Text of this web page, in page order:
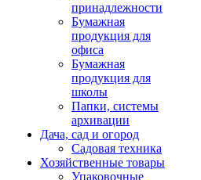
принадлежности
Бумажная
продукция для
офиса
Бумажная
продукция для
школы
Папки, системы
архивации
Дача, сад и огород
Садовая техника
Хозяйственные товары
Упаковочные